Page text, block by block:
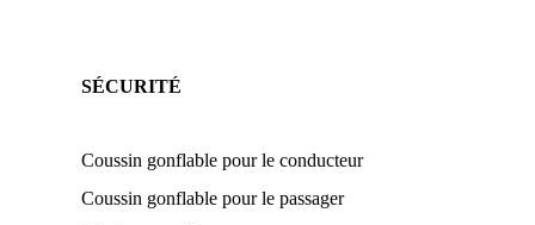
SÉCURITÉ
Coussin gonflable pour le conducteur
Coussin gonflable pour le passager